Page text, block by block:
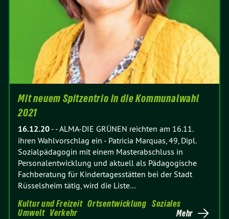
Mit neuem Spitzentrio in die Kommunalwahl
2021
16.12.20 - - ALMA-DIE GRÜNEN reichten am 16.11.
ihren Wahlvorschlag ein - Patricia Marquas, 49, Dipl.
Sozialpädagogin mit einem Masterabschluss in
Personalentwicklung und aktuell als Pädagogische
Fachberatung für Kindertagesstätten bei der Stadt
Rüsselsheim tätig, wird die Liste…
Kultur und Freizeit Ortsentwicklung Soziales
Umwelt Verkehr Mehr